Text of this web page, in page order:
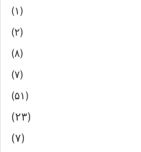
(۱)
(۲)
(۸)
(۷)
(۵۱)
(۲۳)
(۷)